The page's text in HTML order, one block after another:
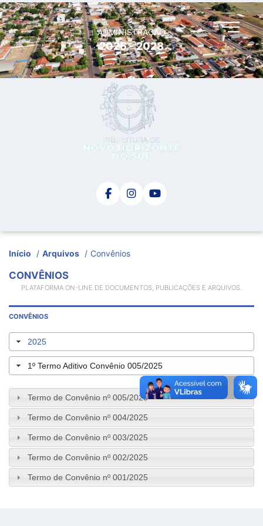
ADMINISTRAÇÃO
2025 - 2028
Início / Arquivos / Convênios
CONVÊNIOS
PLATAFORMA ON-LINE DE DOCUMENTOS, PUBLICAÇÕES E ARQUIVOS.
CONVÊNIOS
2025
1º Termo Aditivo Convênio 005/2025
Termo de Convênio nº 005/2025
Termo de Convênio nº 004/2025
Termo de Convênio nº 003/2025
Termo de Convênio nº 002/2025
Termo de Convênio nº 001/2025